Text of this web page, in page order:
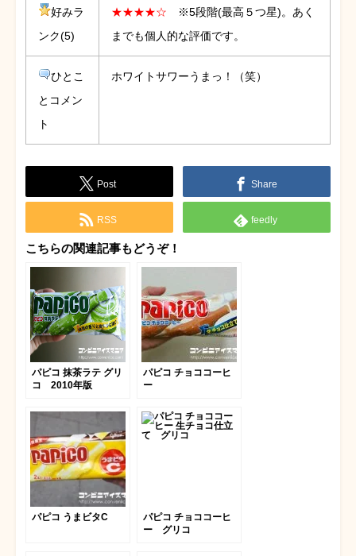
好みラ
ンク(5)
★★★★☆
※5段階(最高５つ星)。あく
までも個人的な評価です。
ひとこ
とコメン
ト
ホワイトサワーうまっ！（笑）
Post Share
RSS feedly
こちらの関連記事もどうぞ！
パピコ 抹茶ラテ グリ
コ 2010年版
パピコ チョココーヒ
ー
パピコ うまビタC
パピコ チョココーヒ
ー グリコ